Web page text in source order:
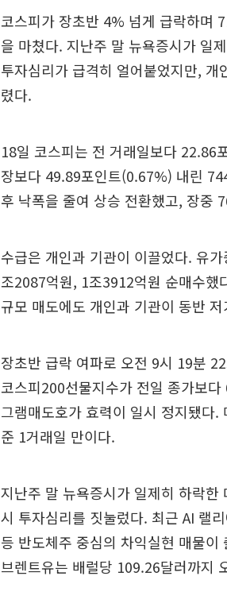
코스피가 장초반 4% 넘게 급락하며
을 마쳤다. 지난주 말 뉴욕증시가 일
투자심리가 급격히 얼어붙었지만,
렸다.
18일 코스피는 전 거래일보다 22.86
장보다 49.89포인트(0.67%) 내린
후 낙폭을 줄여 상승 전환했고, 장중
수급은 개인과 기관이 이끌었다. 유
조2087억원, 1조3912억원 순매수했
규모 매도에도 개인과 기관이 동반
장초반 급락 여파로 오전 9시 19분
코스피200선물지수가 전일 종가보
그램매도호가 효력이 일시 정지됐다
준 1거래일 만이다.
지난주 말 뉴욕증시가 일제히 하락
시 투자심리를 짓눌렀다. 최근 AI 랠
등 반도체주 중심의 차익실현 매물
브렌트유는 배럴당 109.26달러까지